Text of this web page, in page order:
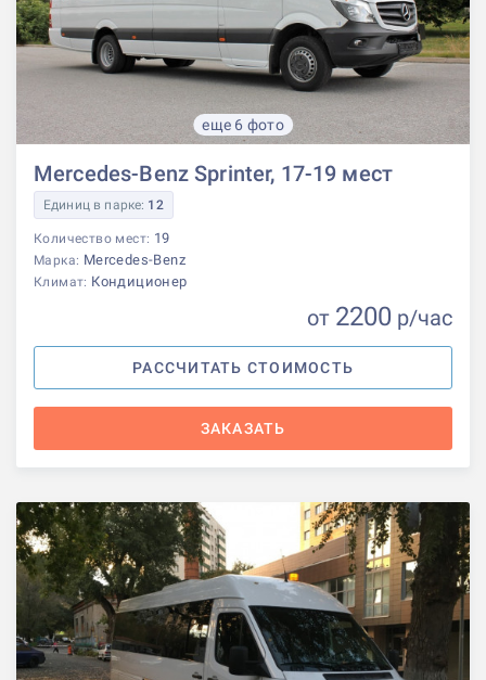
еще 6 фото
Mercedes-Benz Sprinter, 17-19 мест
Единиц в парке: 12
Количество мест: 19
Марка: Mercedes-Benz
Климат: Кондиционер
от 2200 р/час
РАССЧИТАТЬ СТОИМОСТЬ
ЗАКАЗАТЬ